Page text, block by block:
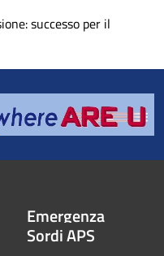
successo per il
Emergenza
Sordi APS